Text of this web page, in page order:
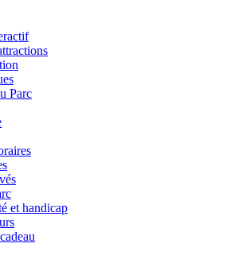
Parc
et handicap